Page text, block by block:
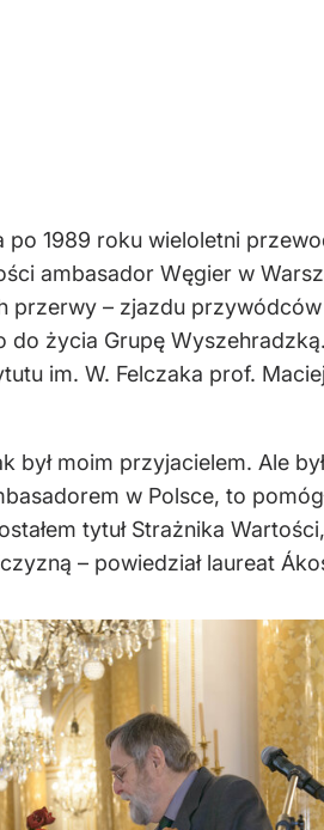
po 1989 roku wieloletni
ambasador Węgier w
przerwy – zjazdu
życia Grupę
im. W. Felczaka prof.
był moim przyjacielem. Ale
w Polsce, to
tytuł Strażnika
– powiedział laureat